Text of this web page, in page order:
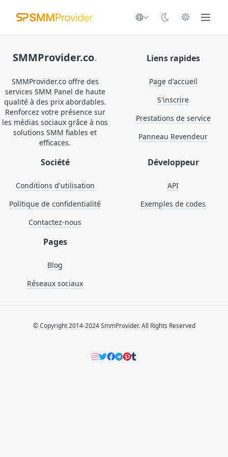
SMMProvider.co.
SMMProvider.co offre des
services SMM Panel de haute
qualité à des prix abordables.
Renforcez votre présence sur
les médias sociaux grâce à nos
solutions SMM fiables et
efficaces.
Liens rapides
Page d'accueil
S'inscrire
Prestations de service
Panneau Revendeur
Société
Conditions d'utilisation
Politique de confidentialité
Contactez-nous
Développeur
API
Exemples de codes
Pages
Blog
Réseaux sociaux
© Copyright 2014-2024 SmmProvider. All Rights Reserved
Instagram
Twitter
Facebook
Telegram
Pinterers
Tumblr